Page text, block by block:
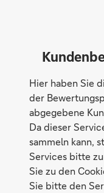
Hier haben Sie
der
abgegebene
Da dieser
sammeln kann,
Services bitte
Sie zu den
Sie bitte den